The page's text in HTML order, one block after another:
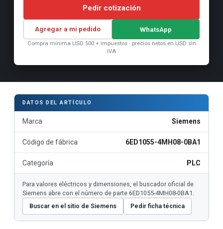
Pedir cotización
Agregar a mi pedido WhatsApp
Compra mínima USD 500 + impuestos · precios netos en USD sin
IVA
DATOS DEL ARTÍCULO
Marca Siemens
Código de fábrica 6ED1055-4MH08-0BA1
Categoría PLC
Para valores eléctricos y dimensiones, el buscador oficial de
Siemens abre con el número de parte 6ED1055-4MH08-0BA1.
Buscar en el sitio de Siemens
Pedir ficha técnica